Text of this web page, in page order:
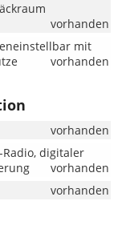
vorhanden
mit
vorhanden
vorhanden
digitaler
vorhanden
vorhanden